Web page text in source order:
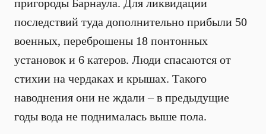
пригороды Барнаула. Для ликвидации
последствий туда дополнительно прибыли 50
военных, переброшены 18 понтонных
установок и 6 катеров. Люди спасаются от
стихии на чердаках и крышах. Такого
наводнения они не ждали – в предыдущие
годы вода не поднималась выше пола.